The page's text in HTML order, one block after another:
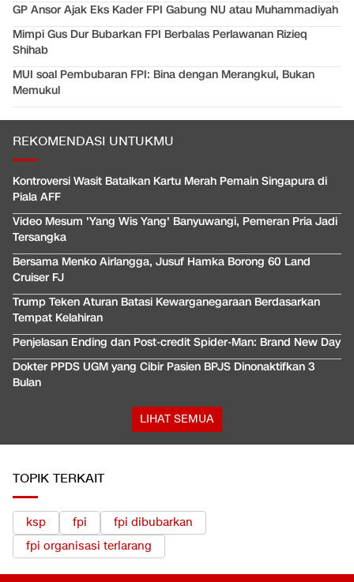
GP Ansor Ajak Eks Kader FPI Gabung NU atau Muhammadiyah
Mimpi Gus Dur Bubarkan FPI Berbalas Perlawanan Rizieq
Shihab
MUI soal Pembubaran FPI: Bina dengan Merangkul, Bukan
Memukul
REKOMENDASI UNTUKMU
Kontroversi Wasit Batalkan Kartu Merah Pemain Singapura di
Piala AFF
Video Mesum 'Yang Wis Yang' Banyuwangi, Pemeran Pria Jadi
Tersangka
Bersama Menko Airlangga, Jusuf Hamka Borong 60 Land
Cruiser FJ
Trump Teken Aturan Batasi Kewarganegaraan Berdasarkan
Tempat Kelahiran
Penjelasan Ending dan Post-credit Spider-Man: Brand New Day
Dokter PPDS UGM yang Cibir Pasien BPJS Dinonaktifkan 3
Bulan
LIHAT SEMUA
TOPIK TERKAIT
ksp fpi
fpi dibubarkan
fpi organisasi terlarang